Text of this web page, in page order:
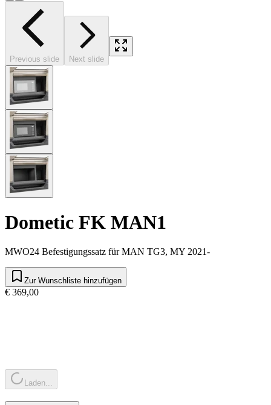
Previous slide Next slide
Dometic FK MAN1
MWO24 Befestigungssatz für MAN TG3, MY 2021-
Zur Wunschliste hinzufügen
€ 369,00
Laden...